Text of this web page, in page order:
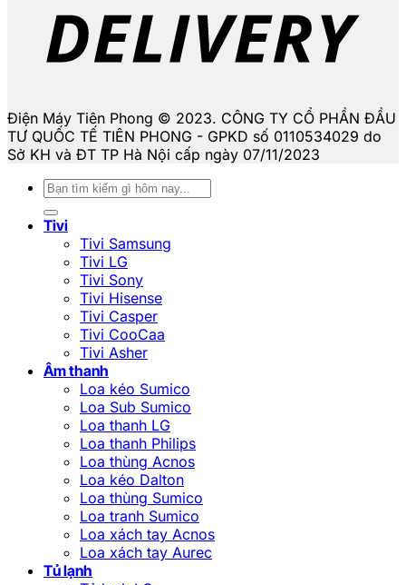
Điện Máy Tiên Phong © 2023. CÔNG TY CỔ PHẦN ĐẦU
TƯ QUỐC TẾ TIÊN PHONG - GPKD số 0110534029 do
Sở KH và ĐT TP Hà Nội cấp ngày 07/11/2023
Tìm
kiếm:
Tivi
Tivi Samsung
Tivi LG
Tivi Sony
Tivi Hisense
Tivi Casper
Tivi CooCaa
Tivi Asher
Âm thanh
Loa kéo Sumico
Loa Sub Sumico
Loa thanh LG
Loa thanh Philips
Loa thùng Acnos
Loa kéo Dalton
Loa thùng Sumico
Loa tranh Sumico
Loa xách tay Acnos
Loa xách tay Aurec
Tủ lạnh